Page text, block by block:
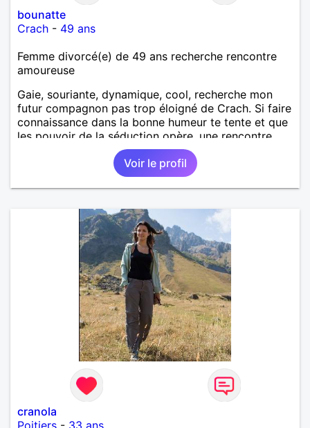
bounatte
Crach - 49 ans
Femme divorcé(e) de 49 ans recherche rencontre
amoureuse
Gaie, souriante, dynamique, cool, recherche mon
futur compagnon pas trop éloigné de Crach. Si faire
connaissance dans la bonne humeur te tente et que
les pouvoir de la séduction opère, une rencontre
galante s'imposera !
Voir le profil
cranola
Poitiers - 33 ans